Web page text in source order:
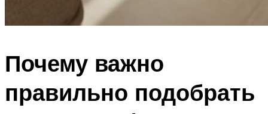
Почему важно
правильно подобрать